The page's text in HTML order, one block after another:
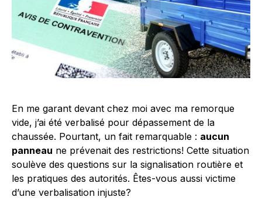
En me garant devant chez moi avec ma remorque
vide, j’ai été verbalisé pour dépassement de la
chaussée. Pourtant, un fait remarquable : aucun
panneau ne prévenait des restrictions! Cette situation
soulève des questions sur la signalisation routière et
les pratiques des autorités. Êtes-vous aussi victime
d’une verbalisation injuste?